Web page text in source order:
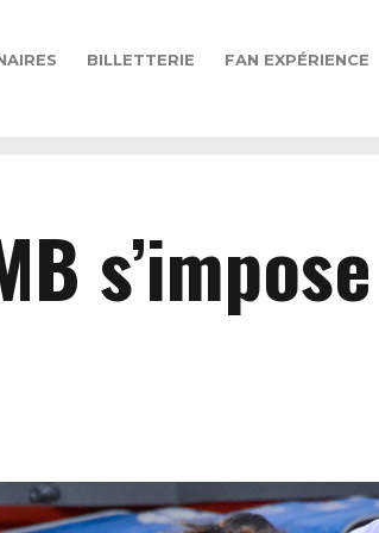
BILLETTERIE FAN EXPÉRIENCE
s’impose